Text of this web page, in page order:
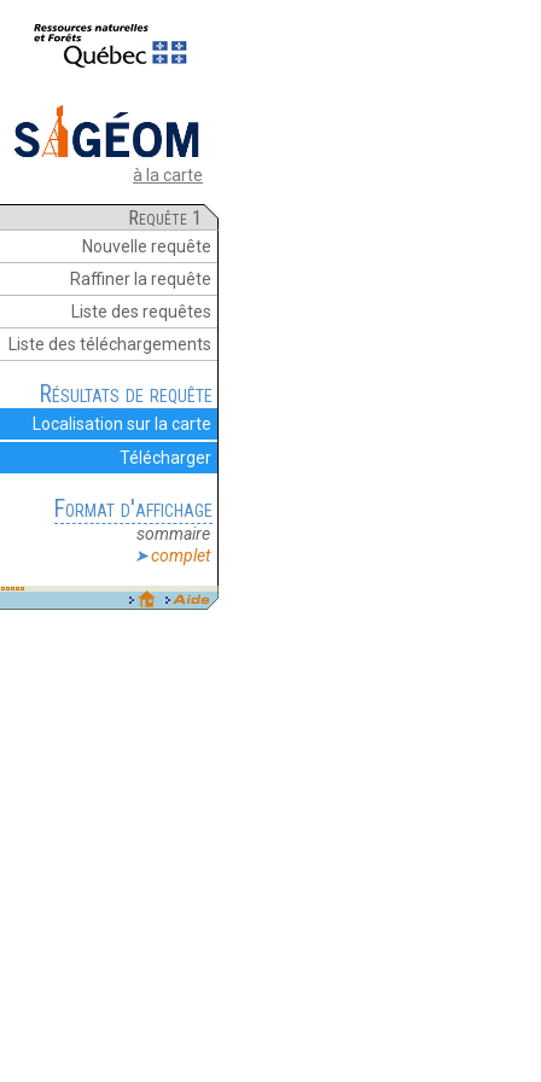
à la carte
Requête 1
Nouvelle requête
Raffiner la requête
Liste des requêtes
Liste des téléchargements
Résultats de requête
Localisation sur la carte
Télécharger
Format d'affichage
sommaire
complet